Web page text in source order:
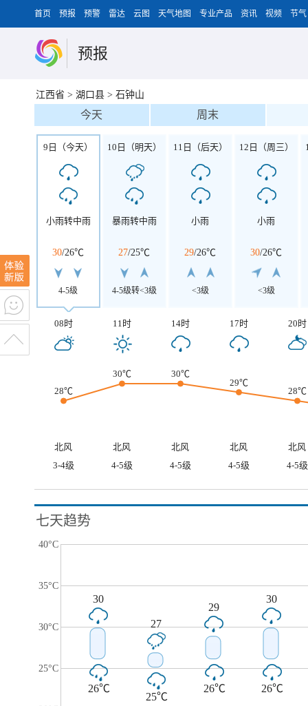
首页 预报 预警 雷达 云图 天气地图 专业产品 资讯 视频 节气
预报
江西省 > 湖口县 > 石钟山
今天 周末
9日（今天）
小雨转中雨
30/26℃
4-5级
10日（明天）
暴雨转中雨
27/25℃
4-5级转<3级
11日（后天）
小雨
29/26℃
<3级
12日（周三）
小雨
30/26℃
<3级
08时 11时 14时 17时 20时
28℃
30℃
30℃
29℃
28℃
北风 北风 北风 北风
北风
3-4级
4-5级 4-5级 4-5级 4-5级
七天趋势
40°C
35°C
30°C
25°C
30
26℃
27
25℃
29
26℃
30
26℃